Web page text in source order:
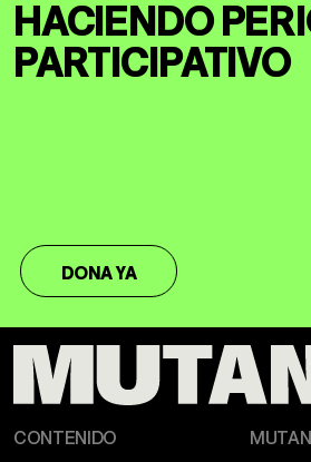
HACIENDO
PARTICIPATIVO
DONA YA
CONTENIDO